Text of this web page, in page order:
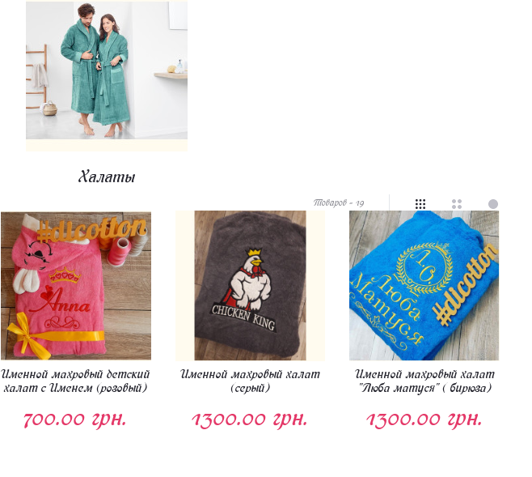
Халаты
Товаров - 19
Именной махровый детский
халат с Именем (розовый)
700.00 грн.
Именной махровый халат
(серый)
1300.00 грн.
Именной махровый халат
"Люба матуся" ( бирюза)
1300.00 грн.